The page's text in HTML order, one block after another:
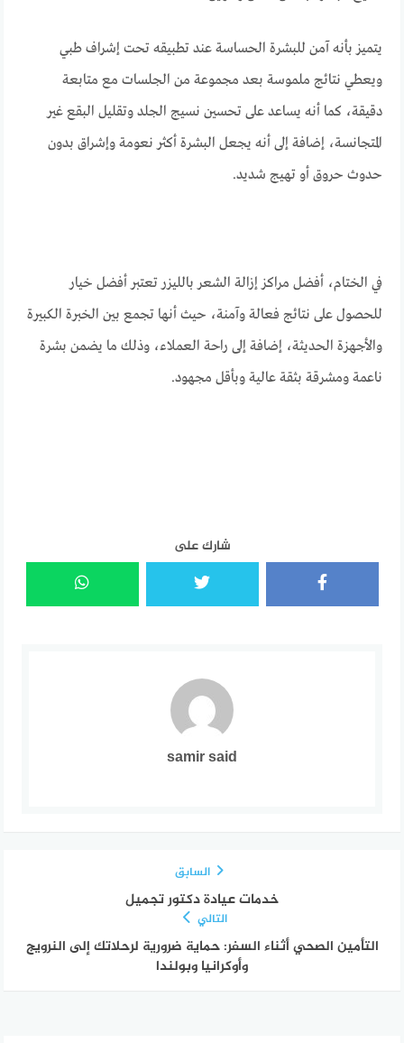
يتميز بأنه آمن للبشرة الحساسة عند تطبيقه تحت إشراف طبي
ويعطي نتائج ملموسة بعد مجموعة من الجلسات مع متابعة
دقيقة، كما أنه يساعد على تحسين نسيج الجلد وتقليل البقع غير
المتجانسة، إضافة إلى أنه يجعل البشرة أكثر نعومة وإشراق بدون
حدوث حروق أو تهيج شديد.
في الختام، أفضل مراكز إزالة الشعر بالليزر تعتبر أفضل خيار
للحصول على نتائج فعالة وآمنة، حيث أنها تجمع بين الخبرة الكبيرة
والأجهزة الحديثة، إضافة إلى راحة العملاء، وذلك ما يضمن بشرة
ناعمة ومشرقة بثقة عالية وبأقل مجهود.
شارك على
samir said
السابق
خدمات عيادة دكتور تجميل
التالي
التأمين الصحي أثناء السفر: حماية ضرورية لرحلاتك إلى النرويج
وأوكرانيا وبولندا